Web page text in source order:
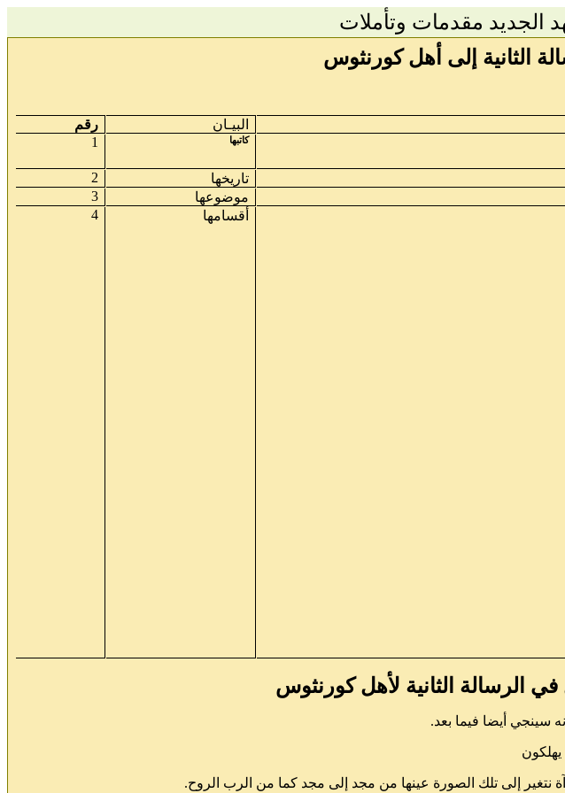
الجديد مقدمات وتأملات
البيـان
رقم
كاتبها 1
تاريخها
2
موضوعها
3
أقسامها 4
الرسالة الثانية لأهل كورنثوس
سينجي أيضا فيما بعد.
يهلكون
إلى تلك الصورة عينها من مجد إلى مجد كما من الرب الروح.